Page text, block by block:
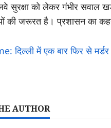
सुरक्षा को लेकर गंभीर सवाल
की जरूरत है। प्रशासन का
दिल्ली में एक बार फिर से
AUTHOR